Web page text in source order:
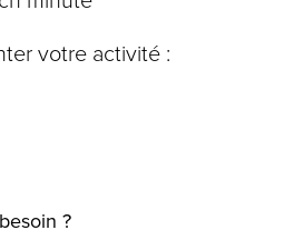
votre activité :
?